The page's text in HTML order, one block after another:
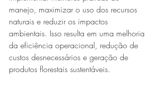
manejo, maximizar o uso dos recursos
naturais e reduzir os impactos
ambientais. Isso resulta em uma melhoria
da eficiência operacional, redução de
custos desnecessários e geração de
produtos florestais sustentáveis.